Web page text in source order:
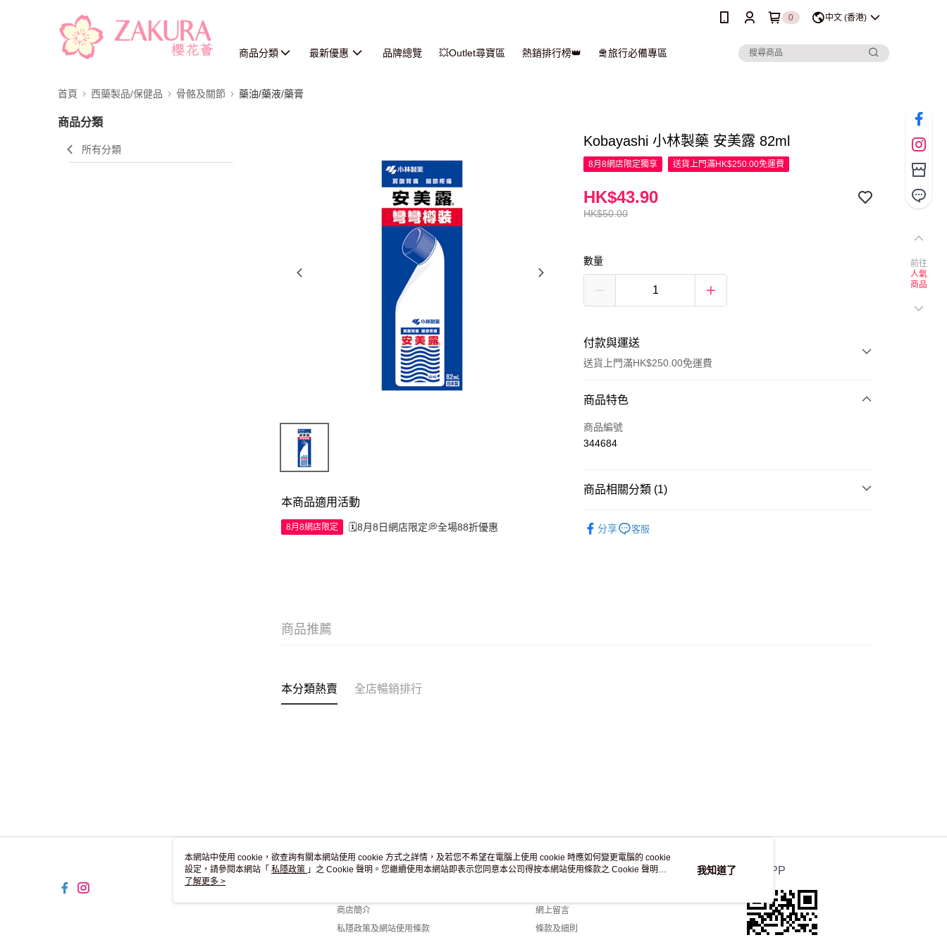
0 中文 (香港)
商品分類 最新優惠 品牌總覽 💥Outlet尋寶區 熱銷排行榜👑 🛅旅行必備專區
首頁 西藥製品/保健品 骨骼及關節 藥油/藥液/藥膏
商品分類
所有分類
本商品適用活動
8月8網店限定 🗓️8月8日網店限定💭全場88折優惠
Kobayashi 小林製藥 安美露 82ml
8月8網店限定獨享 送貨上門滿HK$250.00免運費
HK$50.00
HK$43.90
數量
付款與運送
送貨上門滿HK$250.00免運費
付款方式
信用卡
商品特色
商品編號
344684
商品相關分類 (1)
分享
客服
商品推薦
本分類熱賣 全店暢銷排行
關於我們
商店簡介
私隱政策及網站使用條款
客戶服務
網上留言
條款及細則
官方APP
前往
人氣
商品
本網站中使用 cookie，欲查詢有關本網站使用 cookie 方式之詳情，及若您不希望在電腦上使用 cookie 時應如何變更電腦的 cookie
設定，請參閱本網站「 私隱政策 」之 Cookie 聲明。您繼續使用本網站即表示您同意本公司得按本網站使用條款之 Cookie 聲明使
用 cookie。
了解更多 >
我知道了